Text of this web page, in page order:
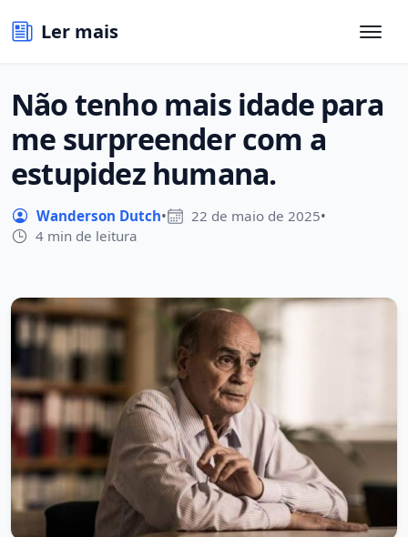
Ler mais
Não tenho mais idade para
me surpreender com a
estupidez humana.
Wanderson Dutch• 22 de maio de 2025•
4 min de leitura